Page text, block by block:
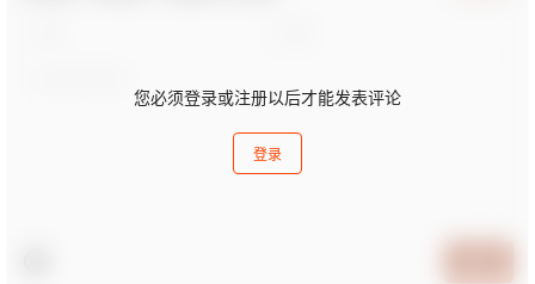
您必须登录或注册以后才能发表评论
登录